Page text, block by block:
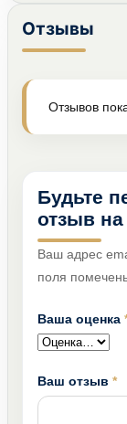
Отзывы
Отзывов
Будьте
отзыв
Ваш адрес
поля
Ваша оценка
Ваш отзыв *